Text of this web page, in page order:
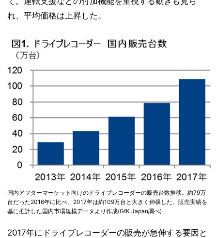
れ、平均価格は上昇した。
国内アフターマーケット向けのドライブレコーダーの販売台数推移。約79万
台だった2016年に比べ、2017年は約109万台と大きく伸張した。販売実績を
基に推計した国内市場規模データより作成(GfK Japan調べ)
2017年にドライブレコーダーの販売が急伸する要因と